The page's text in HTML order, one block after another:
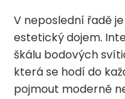
V neposlední řadě
estetický dojem.
škálu bodových
která se hodí do
pojmout moderně